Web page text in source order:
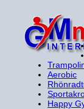
Aerobic
Happy